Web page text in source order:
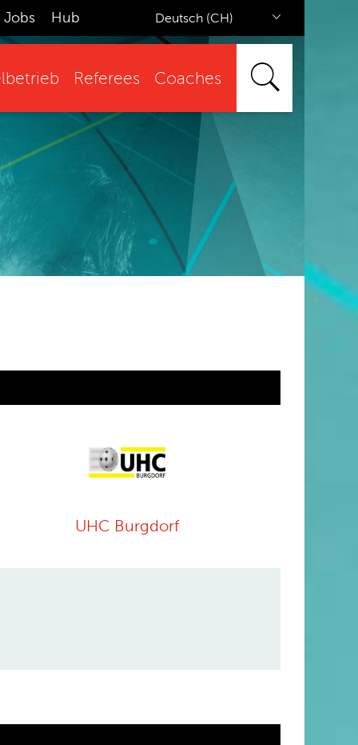
Jobs Hub Deutsch (CH)
Referees Coaches
UHC Burgdorf